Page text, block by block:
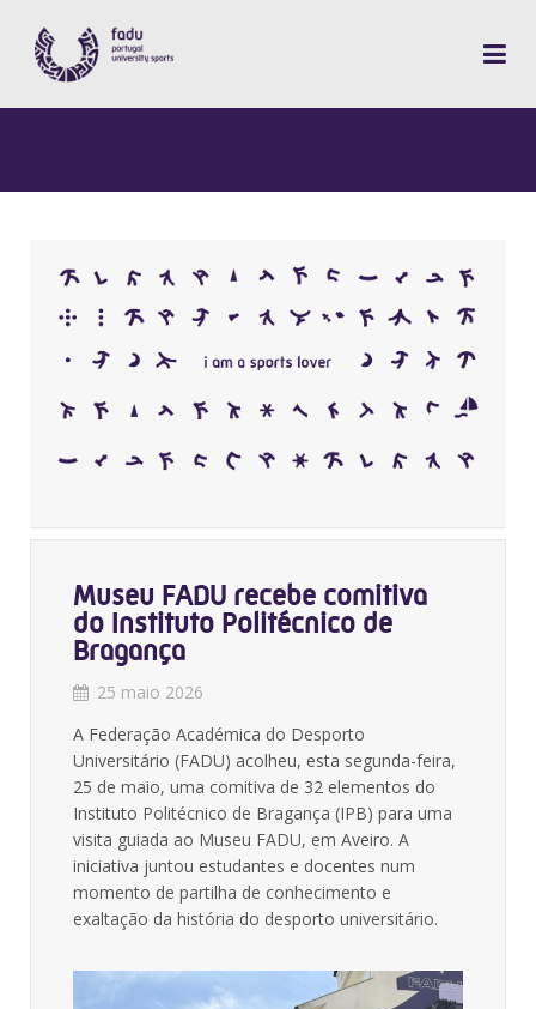
Museu FADU recebe comitiva
do Instituto Politécnico de
Bragança
25 maio 2026
A Federação Académica do Desporto
Universitário (FADU) acolheu, esta segunda-feira,
25 de maio, uma comitiva de 32 elementos do
Instituto Politécnico de Bragança (IPB) para uma
visita guiada ao Museu FADU, em Aveiro. A
iniciativa juntou estudantes e docentes num
momento de partilha de conhecimento e
exaltação da história do desporto universitário.